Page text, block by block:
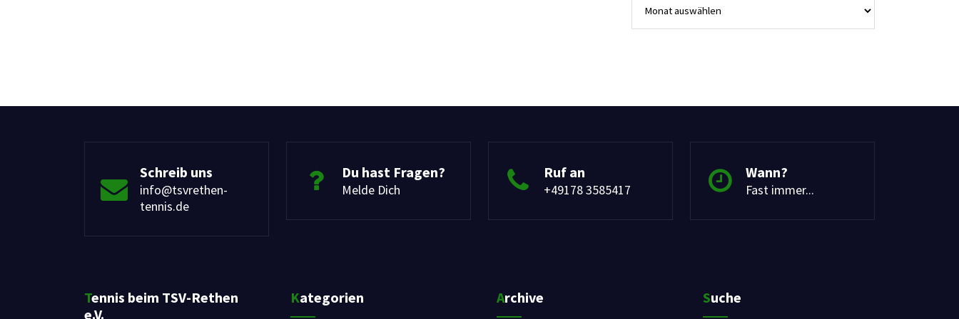
Schreib uns
info@tsvrethen-
tennis.de
Du hast Fragen?
Melde Dich
Ruf an
+49178 3585417
Wann?
Fast immer...
Tennis beim TSV-Rethen
e.V.
Kategorien Archive Suche